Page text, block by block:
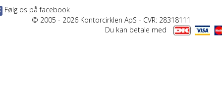
Følg os på facebook
© 2005 - 2026 Kontorcirklen ApS - CVR: 28318111
Du kan betale med